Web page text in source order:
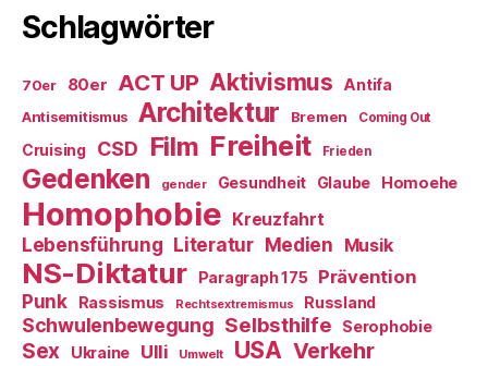
Schlagwörter
70er 80er ACT UP Aktivismus Antifa
Antisemitismus Architektur Bremen Coming Out
Cruising CSD Film Freiheit Frieden
Gedenken gender Gesundheit Glaube Homoehe
Homophobie Kreuzfahrt
Lebensführung Literatur Medien Musik
NS-Diktatur Paragraph 175
Prävention
Punk
Rassismus Rechtsextremismus Russland
Schwulenbewegung Selbsthilfe Serophobie
Sex Ukraine Ulli Umwelt USA Verkehr